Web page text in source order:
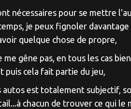
nécessaires pour se mettre
je peux fignoler
quelque chose de propre,
me gêne pas, en tous les cas
puis cela fait partie du jeu,
autos est totalement subjectif,
chacun de trouver ce qui le